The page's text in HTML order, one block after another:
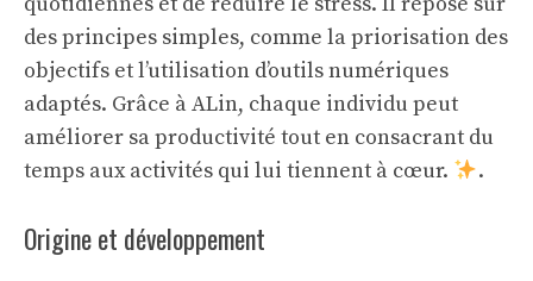
des principes simples, comme la priorisation des
objectifs et l’utilisation d’outils numériques
adaptés. Grâce à ALin, chaque individu peut
améliorer sa productivité tout en consacrant du
temps aux activités qui lui tiennent à cœur.
.
Origine et développement